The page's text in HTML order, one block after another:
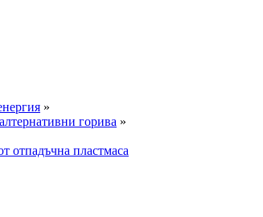
»
горива »
отпадъчна пластмаса